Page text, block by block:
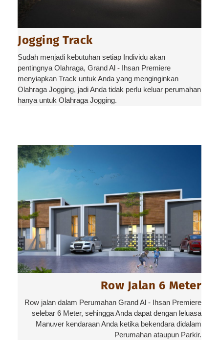
Jogging Track
Sudah menjadi kebutuhan setiap Individu akan
pentingnya Olahraga, Grand Al - Ihsan Premiere
menyiapkan Track untuk Anda yang menginginkan
Olahraga Jogging, jadi Anda tidak perlu keluar perumahan
hanya untuk Olahraga Jogging.
Row Jalan 6 Meter
Row jalan dalam Perumahan Grand Al - Ihsan Premiere
selebar 6 Meter, sehingga Anda dapat dengan leluasa
Manuver kendaraan Anda ketika bekendara didalam
Perumahan ataupun Parkir.